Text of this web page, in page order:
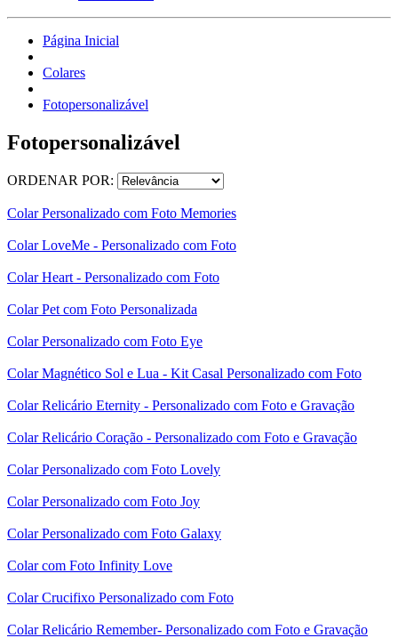
Página Inicial
Colares
Fotopersonalizável
Fotopersonalizável
ORDENAR POR:
Colar Personalizado com Foto Memories
Colar LoveMe - Personalizado com Foto
Colar Heart - Personalizado com Foto
Colar Pet com Foto Personalizada
Colar Personalizado com Foto Eye
Colar Magnético Sol e Lua - Kit Casal Personalizado com Foto
Colar Relicário Eternity - Personalizado com Foto e Gravação
Colar Relicário Coração - Personalizado com Foto e Gravação
Colar Personalizado com Foto Lovely
Colar Personalizado com Foto Joy
Colar Personalizado com Foto Galaxy
Colar com Foto Infinity Love
Colar Crucifixo Personalizado com Foto
Colar Relicário Remember- Personalizado com Foto e Gravação